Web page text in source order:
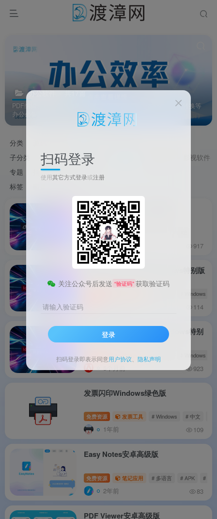
办公软件 共17篇
PDF编辑、思维导图、笔记软件、OCR识别、文件压缩、格式转换等
办公必备。
分类
子分类
系统软件 网络软件
影视软件
专题
抖音
PDF工具
标签
MarkerOn Windows绿色版
免费资源 # Windows
3个月前 917
Adobe InCopy 2026 Windows特别版
# Windows
114
Adobe InDesign 2026 Windows特别
版
免费资源 排版设计 # 多语言 # Windows
923
发票闪印Windows绿色版
免费资源 发票工具 # Windows # 中文
1年前 109
Easy Notes安卓高级版
免费资源 笔记应用 # 多语言 # APK #
2年前 83
PDF Viewer安卓高级版
扫码登录
使用其它方式登录或注册
关注公众号后发送 “验证码” 获取验证码
请输入验证码
登录
扫码登录即表示同意用户协议 隐私声明